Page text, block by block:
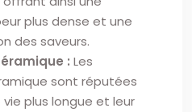
plus dense et une
des saveurs.
: Les
sont réputées
plus longue et leur